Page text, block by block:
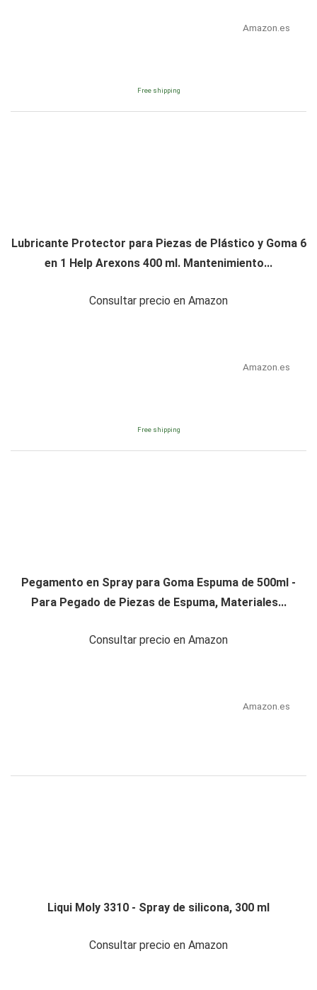
Amazon.es
Free shipping
Lubricante Protector para Piezas de Plástico y Goma 6
en 1 Help Arexons 400 ml. Mantenimiento...
Consultar precio en Amazon
Amazon.es
Free shipping
Pegamento en Spray para Goma Espuma de 500ml -
Para Pegado de Piezas de Espuma, Materiales...
Consultar precio en Amazon
Amazon.es
Liqui Moly 3310 - Spray de silicona, 300 ml
Consultar precio en Amazon